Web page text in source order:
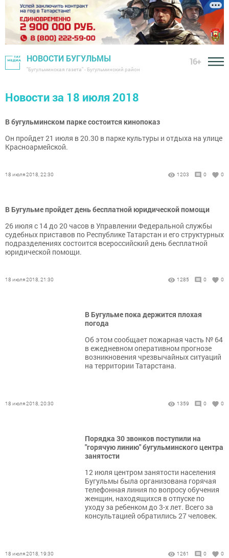
НОВОСТИ БУГУЛЬМЫ
"Бугульминская газета" - Бугульминский район
16+
Новости за 18 июля 2018
В бугульминском парке состоится кинопоказ
Он пройдет 21 июля в 20.30 в парке культуры и отдыха на улице
Красноармейской.
18 июля 2018, 22:30 1203 0 0
В Бугульме пройдет день бесплатной юридической помощи
26 июля с 14 до 20 часов в Управлении Федеральной службы
судебных приставов по Республике Татарстан и его структурных
подразделениях состоится всероссийский день бесплатной
юридической помощи.
18 июля 2018, 21:30 1285 0 0
В Бугульме пока держится плохая
погода
Об этом сообщает пожарная часть № 64
в ежедневном оперативном прогнозе
возникновения чрезвычайных ситуаций
на территории Татарстана.
18 июля 2018, 20:30 1359 0 0
Порядка 30 звонков поступили на
"горячую линию" бугульминского центра
занятости
12 июля центром занятости населения
Бугульмы была организована горячая
телефонная линия по вопросу обучения
женщин, находящихся в отпуске по
уходу за ребенком до 3-х лет. Всего за
консультацией обратились 27 человек.
18 июля 2018, 19:30 1261 0 0